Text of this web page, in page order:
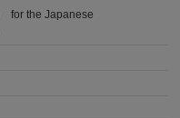
for the Japanese